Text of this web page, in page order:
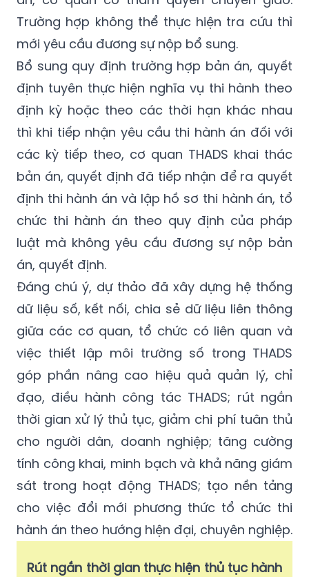
Trường hợp không thể thực hiện tra cứu thì
mới yêu cầu đương sự nộp bổ sung.
Bổ sung quy định trường hợp bản án, quyết
định tuyên thực hiện nghĩa vụ thi hành theo
định kỳ hoặc theo các thời hạn khác nhau
thì khi tiếp nhận yêu cầu thi hành án đối với
các kỳ tiếp theo, cơ quan THADS khai thác
bản án, quyết định đã tiếp nhận để ra quyết
định thi hành án và lập hồ sơ thi hành án, tổ
chức thi hành án theo quy định của pháp
luật mà không yêu cầu đương sự nộp bản
án, quyết định.
Đáng chú ý, dự thảo đã xây dựng hệ thống
dữ liệu số, kết nối, chia sẻ dữ liệu liên thông
giữa các cơ quan, tổ chức có liên quan và
việc thiết lập môi trường số trong THADS
góp phần nâng cao hiệu quả quản lý, chỉ
đạo, điều hành công tác THADS; rút ngắn
thời gian xử lý thủ tục, giảm chi phí tuân thủ
cho người dân, doanh nghiệp; tăng cường
tính công khai, minh bạch và khả năng giám
sát trong hoạt động THADS; tạo nền tảng
cho việc đổi mới phương thức tổ chức thi
hành án theo hướng hiện đại, chuyên nghiệp.
Rút ngắn thời gian thực hiện thủ tục hành